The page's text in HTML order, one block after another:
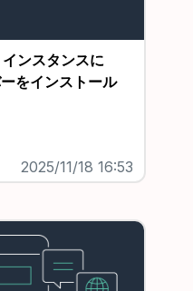
ンスタンスに
をインストール
2025/11/18 16:53